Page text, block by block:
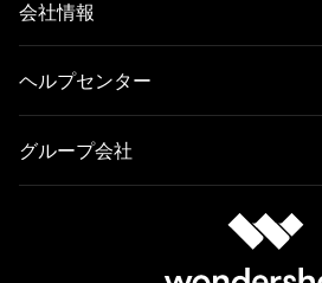
会社情報
ヘルプセンター
グループ会社